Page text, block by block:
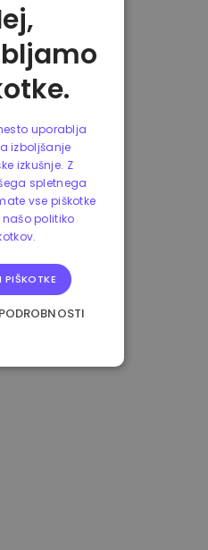
uporablja
izboljšanje
izkušnje. Z
spletnega
vse piškotke
politiko
PIŠKOTKE